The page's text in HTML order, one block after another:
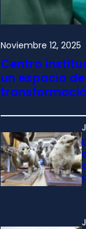
Noviembre 12, 2025
Centro
un espacio